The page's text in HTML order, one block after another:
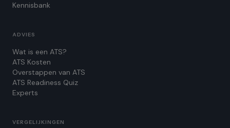
Kennisbank
ADVIES
Wat is een ATS?
ATS Kosten
Overstappen van ATS
ATS Readiness Quiz
Experts
VERGELIJKINGEN